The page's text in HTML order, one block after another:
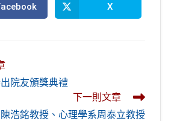
Opens
in
Opens
in
X
院友頒獎典禮
下一則文章
浩銘教授、心理學系周泰立教授